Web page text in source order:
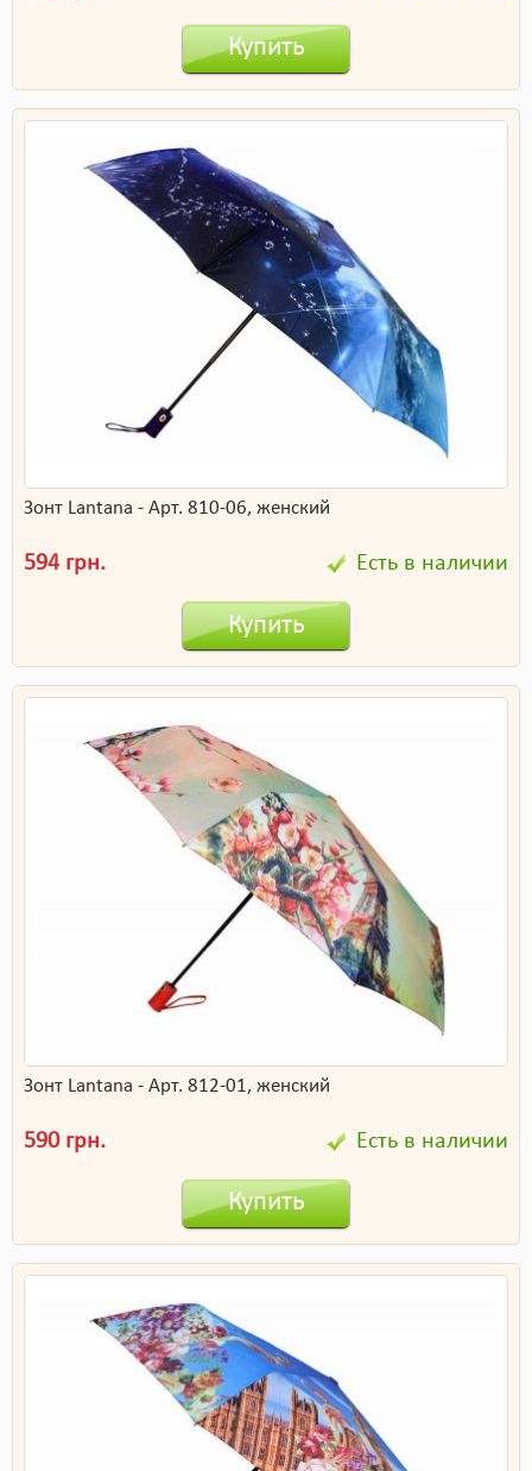
Купить
Зонт Lantana - Арт. 810-06, женский
594 грн. Есть в наличии
Купить
Зонт Lantana - Арт. 812-01, женский
590 грн. Есть в наличии
Купить